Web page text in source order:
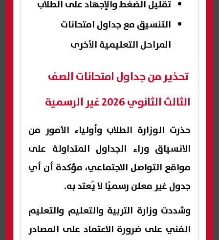
تقليل الضغط والإجهاد على الطلاب
التنسيق مع جداول امتحانات
المراحل التعليمية الأخرى
تحذير من جداول امتحانات الصف
الثالث الثانوي 2026 غير الرسمية
حذرت الوزارة الطلاب وأولياء الأمور من
الانسياق وراء الجداول المتداولة على
مواقع التواصل الاجتماعي، مؤكدة أن أي
جدول غير معلن رسميًا لا يُعتد به.
وشددت وزارة التربية والتعليم والتعليم
الفني على ضرورة الاعتماد على المصادر